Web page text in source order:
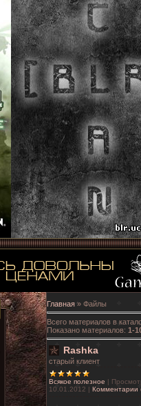
Главная » Файлы
Всего материалов в
Показано материалов: 1-
Rashka
старый клиент
Всякое полезное |
10.01.2012 | Комментарии